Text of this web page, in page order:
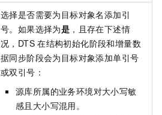
选择是否需要为目标对象名添加引
号。如果选择为是 ，且存在下述情
况，DTS 在结构初始化阶段和增量数
据同步阶段会为目标对象添加单引号
或双引号：
源库所属的业务环境对大小写敏
感且大小写混用。